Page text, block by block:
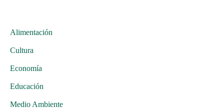
Alimentación
Cultura
Economía
Educación
Medio Ambiente